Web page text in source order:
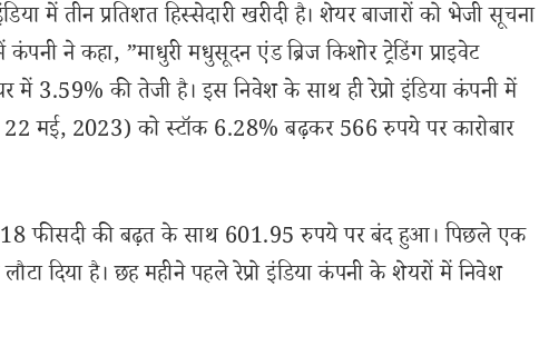
में तीन प्रतिशत हिस्सेदारी खरीदी है। शेयर बाजारों को भेजी सूचना
कंपनी ने कहा, ”माधुरी मधुसूदन एंड ब्रिज किशोर ट्रेडिंग प्राइवेट
में 3.59% की तेजी है। इस निवेश के साथ ही रेप्रो इंडिया कंपनी में
मई, 2023) को स्टॉक 6.28% बढ़कर 566 रुपये पर कारोबार
फीसदी की बढ़त के साथ 601.95 रुपये पर बंद हुआ। पिछले एक
दिया है। छह महीने पहले रेप्रो इंडिया कंपनी के शेयरों में निवेश